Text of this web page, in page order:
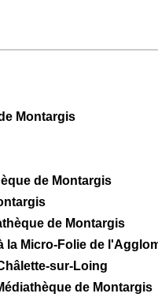
Montargis
de Montargis
de Montargis
la Micro-Folie de
sur-Loing
de Montargis